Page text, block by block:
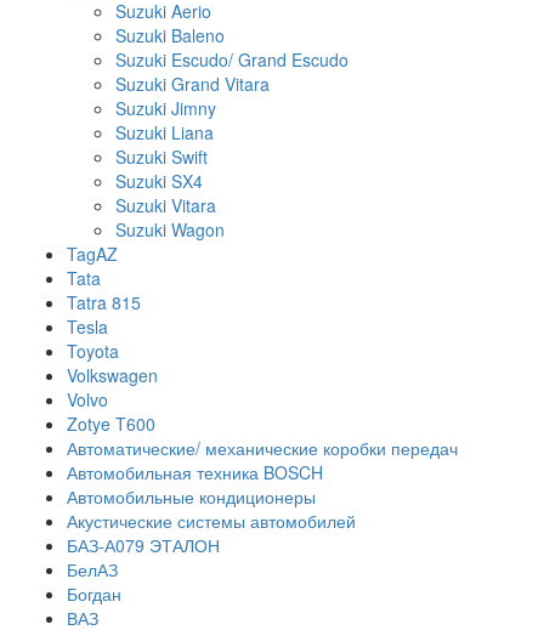
Suzuki Aerio
Suzuki Baleno
Suzuki Escudo/ Grand Escudo
Suzuki Grand Vitara
Suzuki Jimny
Suzuki Liana
Suzuki Swift
Suzuki SX4
Suzuki Vitara
Suzuki Wagon
TagAZ
Tata
Tatra 815
Tesla
Toyota
Volkswagen
Volvo
Zotye T600
Автоматические/ механические коробки передач
Автомобильная техника BOSCH
Автомобильные кондиционеры
Акустические системы автомобилей
БАЗ-А079 ЭТАЛОН
БелАЗ
Богдан
ВАЗ